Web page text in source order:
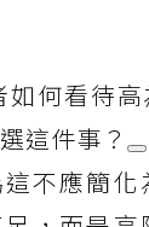
如何看待
這件事？
不應簡